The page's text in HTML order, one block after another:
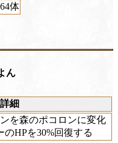
体
ん
詳細
を森のポコロンに変化
HPを30%回復する